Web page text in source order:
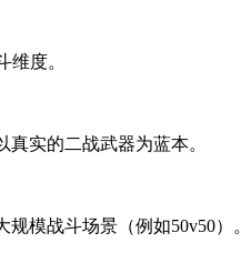
度。
实的二战武器为蓝本。
模战斗场景（例如50v50）。